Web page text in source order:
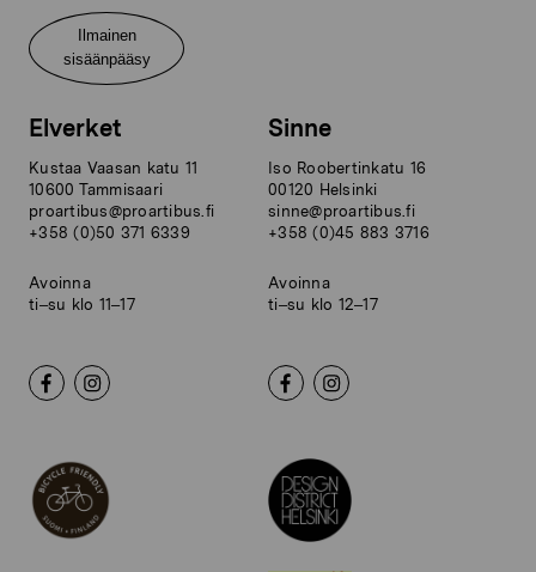
Ilmainen
sisäänpääsy
Elverket
Kustaa Vaasan katu 11
10600 Tammisaari
proartibus@proartibus.fi
+358 (0)50 371 6339
Avoinna
ti–su klo 11–17
Sinne
Iso Roobertinkatu 16
00120 Helsinki
sinne@proartibus.fi
+358 (0)45 883 3716
Avoinna
ti–su klo 12–17